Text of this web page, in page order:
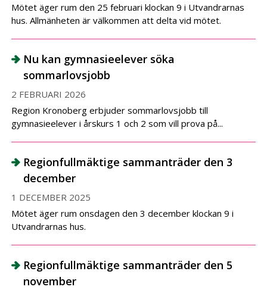
Mötet äger rum den 25 februari klockan 9 i Utvandrarnas
hus. Allmänheten är välkommen att delta vid mötet.
Nu kan gymnasieelever söka
sommarlovsjobb
2 FEBRUARI 2026
Region Kronoberg erbjuder sommarlovsjobb till
gymnasieelever i årskurs 1 och 2 som vill prova på...
Regionfullmäktige sammanträder den 3
december
1 DECEMBER 2025
Mötet äger rum onsdagen den 3 december klockan 9 i
Utvandrarnas hus.
Regionfullmäktige sammanträder den 5
november